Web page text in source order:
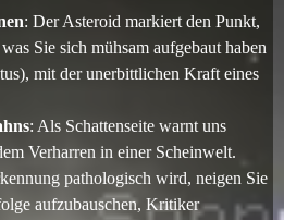
: Der Asteroid markiert den Punkt,
Sie sich mühsam aufgebaut haben
mit der unerbittlichen Kraft eines
: Als Schattenseite warnt uns
Verharren in einer Scheinwelt.
pathologisch wird, neigen Sie
aufzubauschen, Kritiker